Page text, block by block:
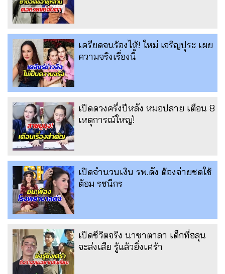
เครียดจนร้องไห้! ใหม่ เจริญปุระ เผย
ความจริงเรื่องนี้
เปิดดวงครึ่งปีหลัง หมอปลาย เตือน 8
เหตุการณ์ใหญ่!
เปิดจำนวนเงิน รพ.ดัง ต้องจ่ายชดใช้
ต้อม รชนีกร
เปิดชีวิตจริง นาซาตาลา เด็กที่ฮลุน
จะส่งเสีย รู้แล้วยิ่งเศร้า